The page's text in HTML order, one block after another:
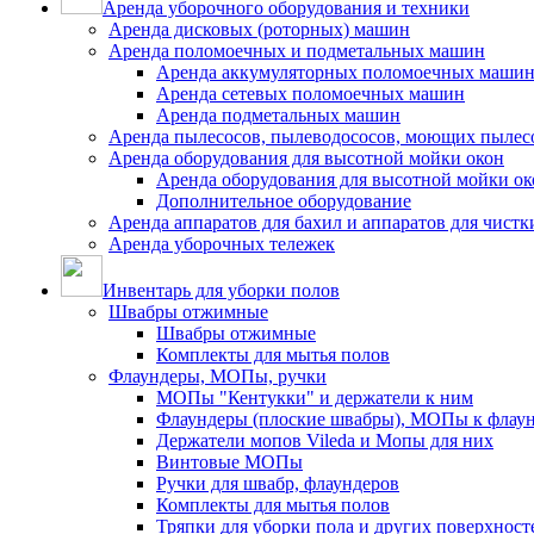
Аренда уборочного оборудования и техники
Аренда дисковых (роторных) машин
Аренда поломоечных и подметальных машин
Аренда аккумуляторных поломоечных машин
Аренда сетевых поломоечных машин
Аренда подметальных машин
Аренда пылесосов, пылеводососов, моющих
Аренда оборудования для высотной мойки окон
Аренда оборудования для высотной мойки
Дополнительное оборудование
Аренда аппаратов для бахил и аппаратов для
Аренда уборочных тележек
Инвентарь для уборки полов
Швабры отжимные
Швабры отжимные
Комплекты для мытья полов
Флаундеры, МОПы, ручки
МОПы "Кентукки" и держатели к ним
Флаундеры (плоские швабры), МОПы к
Держатели мопов Vileda и Мопы для них
Винтовые МОПы
Ручки для швабр, флаундеров
Комплекты для мытья полов
Тряпки для уборки пола и других